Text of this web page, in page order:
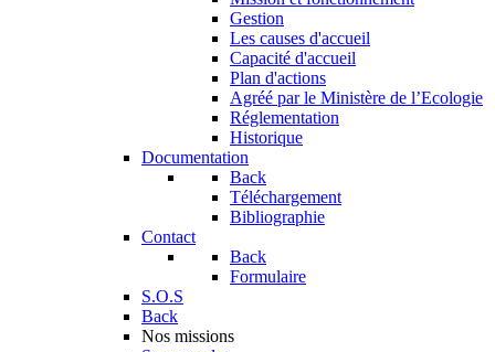
Gestion
Les causes d'accueil
Capacité d'accueil
Plan d'actions
Agréé par le Ministère de l’Ecologie
Réglementation
Historique
Documentation
Back
Téléchargement
Bibliographie
Contact
Back
Formulaire
S.O.S
Back
Nos missions